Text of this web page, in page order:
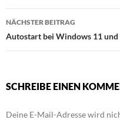
NÄCHSTER BEITRAG
Autostart bei Windows 11 und
SCHREIBE EINEN
Deine E-Mail-Adresse wird